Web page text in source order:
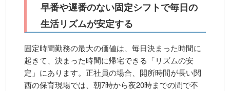
早番や遅番のない固定シフトで毎日の
生活リズムが安定する
固定時間勤務の最大の価値は、毎日決まった時間に
起きて、決まった時間に帰宅できる「リズムの安
定」にあります。正社員の場合、開所時間が長い関
西の保育現場では、朝7時から夜20時までの間で不